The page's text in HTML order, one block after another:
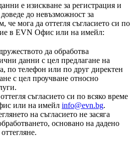
е изискване за регистрация и
до невъзможност за
че мога да оттегля съгласието си по
в EVN Офис или на имейл:
да обработва
данни с цел предлагане на
по телефон или по друг директен
с цел проучване относно
съгласието си по всяко време
или на имейл info@evn.bg.
на съгласието не засяга
основано на дадено